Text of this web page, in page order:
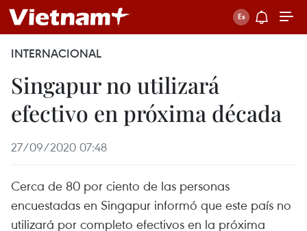
INTERNACIONAL
Singapur no utilizará
efectivo en próxima década
27/09/2020 07:48
Cerca de 80 por ciento de las personas
encuestadas en Singapur informó que este país no
utilizará por completo efectivos en la próxima